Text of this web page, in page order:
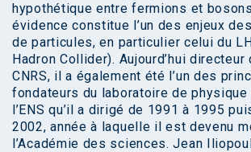
hypothétique entre fermions et
évidence constitue l’un des enjeux
de particules, en particulier celui du
Hadron Collider). Aujourd’hui directeur
CNRS, il a également été l’un des
fondateurs du laboratoire de
l’ENS qu’il a dirigé de 1991 à 1995
2002, année à laquelle il est devenu
l’Académie des sciences. Jean